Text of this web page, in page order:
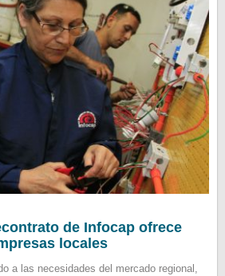
de Infocap ofrece
locales
a las necesidades del mercado regional,